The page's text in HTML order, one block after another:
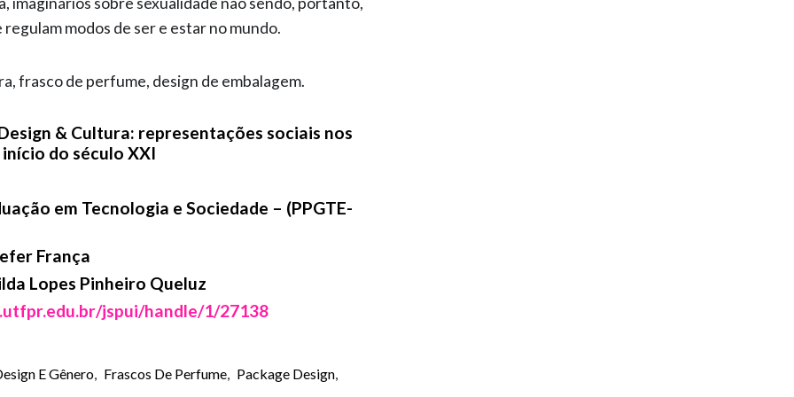
modos de ser e estar no mundo.
frasco de perfume, design de embalagem.
& Cultura: representações sociais nos
do século XXI
em Tecnologia e Sociedade – (PPGTE-
França
Lopes Pinheiro Queluz
jspui/handle/1/27138
E Gênero, Frascos De Perfume, Package Design,